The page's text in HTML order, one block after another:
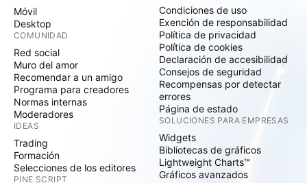
Móvil
Desktop
COMUNIDAD
Red social
Muro del amor
Recomendar a un amigo
Programa para creadores
Normas internas
Moderadores
IDEAS
Trading
Formación
Selecciones de los editores
PINE SCRIPT
Condiciones de uso
Exención de responsabilidad
Política de privacidad
Política de cookies
Declaración de accesibilidad
Consejos de seguridad
Recompensas por detectar
errores
Página de estado
SOLUCIONES PARA EMPRESAS
Widgets
Bibliotecas de gráficos
Lightweight Charts™
Gráficos avanzados